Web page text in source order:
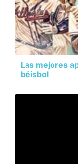
Las mejores
béisbol